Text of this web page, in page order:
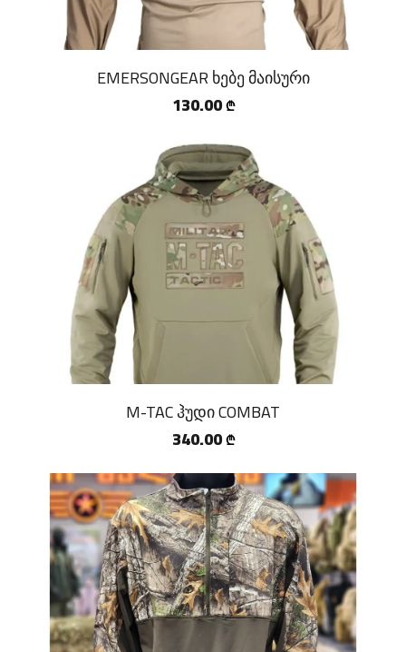
EMERSONGEAR ხებე მაისური
130.00 ₾
M-TAC ჰუდი COMBAT
340.00 ₾